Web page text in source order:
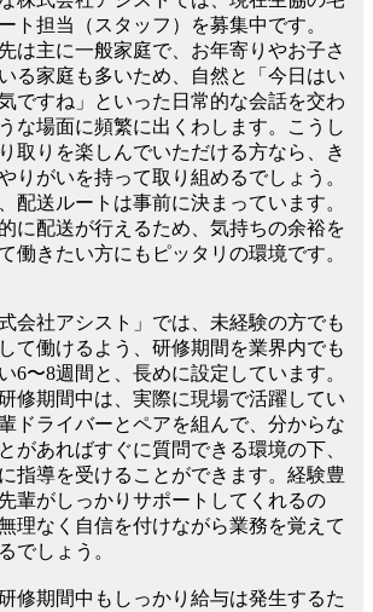
ト担当（スタッフ）を募集中です。
は主に一般家庭で、お年寄りやお子さ
る家庭も多いため、自然と「今日はい
ですね」といった日常的な会話を交わ
な場面に頻繁に出くわします。こうし
取りを楽しんでいただける方なら、き
りがいを持って取り組めるでしょう。
配送ルートは事前に決まっています。
に配送が行えるため、気持ちの余裕を
働きたい方にもピッタリの環境です。
式会社アシスト」では、未経験の方でも
て働けるよう、研修期間を業界内でも
6〜8週間と、長めに設定しています。
修期間中は、実際に現場で活躍してい
ドライバーとペアを組んで、分からな
があればすぐに質問できる環境の下、
指導を受けることができます。経験豊
輩がしっかりサポートしてくれるの
理なく自信を付けながら業務を覚えて
でしょう。
修期間中もしっかり給与は発生するた